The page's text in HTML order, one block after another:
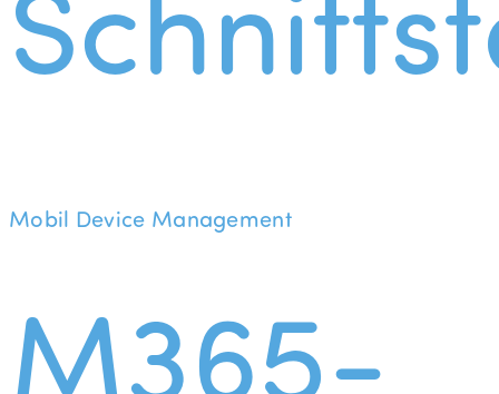
Mobil Device Management
M365-